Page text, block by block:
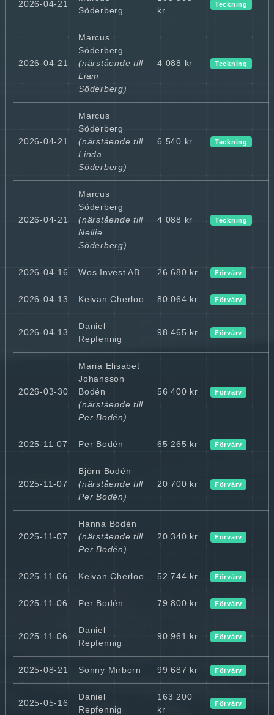
2026-04-21
Söderberg
kr
Teckning
2026-04-21
Marcus
Söderberg
(närstående till
Liam
Söderberg)
4 088 kr Teckning
2026-04-21
Marcus
Söderberg
(närstående till
Linda
Söderberg)
6 540 kr Teckning
2026-04-21
Marcus
Söderberg
(närstående till
Nellie
Söderberg)
4 088 kr Teckning
2026-04-16 Wos Invest AB 26 680 kr Förvärv
2026-04-13 Keivan Cherloo 80 064 kr Förvärv
2026-04-13
Daniel
Repfennig
98 465 kr Förvärv
2026-03-30
Maria Elisabet
Johansson
Bodén
(närstående till
Per Bodén)
56 400 kr Förvärv
2025-11-07 Per Bodén 65 265 kr Förvärv
2025-11-07
Björn Bodén
(närstående till
Per Bodén)
20 700 kr Förvärv
2025-11-07
Hanna Bodén
(närstående till
Per Bodén)
20 340 kr Förvärv
2025-11-06 Keivan Cherloo 52 744 kr Förvärv
2025-11-06 Per Bodén 79 800 kr Förvärv
2025-11-06
Daniel
Repfennig
90 961 kr Förvärv
2025-08-21 Sonny Mirborn 99 687 kr Förvärv
2025-05-16
Daniel
Repfennig
163 200
kr
Förvärv